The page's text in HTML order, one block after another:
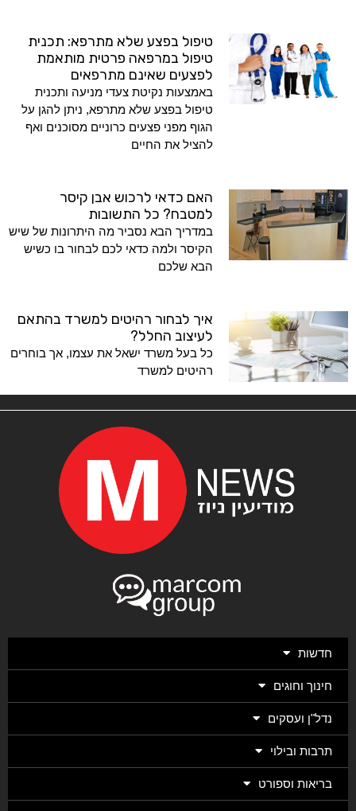
טיפול בפצע שלא מתרפא: תכנית
טיפול במרפאה פרטית מותאמת
לפצעים שאינם מתרפאים
באמצעות נקיטת צעדי מניעה ותכנית
טיפול בפצע שלא מתרפא, ניתן להגן על
הגוף מפני פצעים כרוניים מסוכנים ואף
להציל את החיים
האם כדאי לרכוש אבן קיסר
למטבח? כל התשובות
במדריך הבא נסביר מה היתרונות של שיש
הקיסר ולמה כדאי לכם לבחור בו כשיש
הבא שלכם
איך לבחור רהיטים למשרד בהתאם
לעיצוב החלל?
כל בעל משרד ישאל את עצמו, אך בוחרים
רהיטים למשרד
חדשות
חינוך וחוגים
נדל"ן ועסקים
תרבות ובילוי
בריאות וספורט